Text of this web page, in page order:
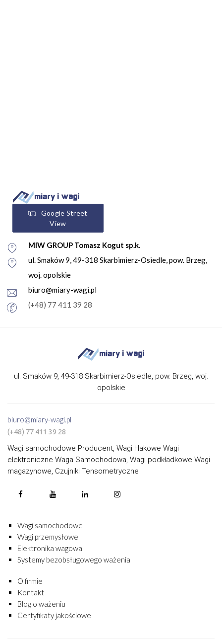
Google Street
View
MIW GROUP Tomasz Kogut sp.k.
ul. Smaków 9, 49-318 Skarbimierz-Osiedle, pow. Brzeg,
woj. opolskie
biuro@miary-wagi.pl
(+48) 77 411 39 28
ul. Smaków 9, 49-318 Skarbimierz-Osiedle, pow. Brzeg, woj.
opolskie
biuro@miary-wagi.pl
(+48) 77 411 39 28
Wagi samochodowe Producent, Wagi Hakowe Wagi
elektroniczne Waga Samochodowa, Wagi podkładkowe Wagi
magazynowe, Czujniki Tensometryczne
Wagi samochodowe
Wagi przemysłowe
Elektronika wagowa
Systemy bezobsługowego ważenia
O firmie
Kontakt
Blog o ważeniu
Certyfikaty jakościowe